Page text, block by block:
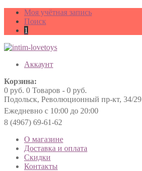
Моя учётная запись
Поиск
1
Аккаунт
Корзина:
0 руб. 0 Товаров - 0 руб.
Подольск, Революционный пр-кт, 34/29
Ежедневно с 10:00 до 20:00
8 (4967) 69-61-62
О магазине
Доставка и оплата
Скидки
Контакты